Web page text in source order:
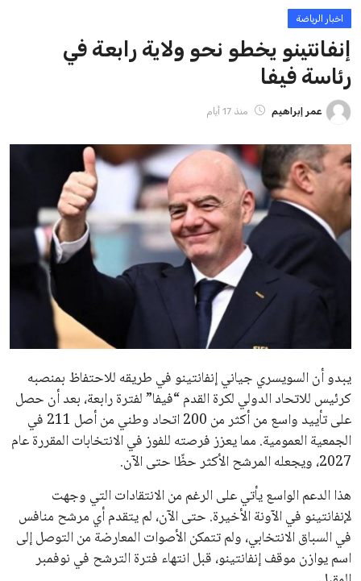
ايوا مصر
الاخبار الشائعة
إنفانتينو يخطو نحو ولاية رابعة في رئاسة فيفا
عمر إبراهيم
مستثمر هندي بريطاني يسعى لامتلاك حصة
عمر إبراهيم 22 يوليو 2026
تحقق من قهوتك المغشوشة 7 علامات تدل
على جودتها قبل أول رشفة
خالد فؤاد 18 يوليو 2026
القائمة البريدية
انضم إلى قائمة المشتركين لدينا لتحصل على أحدث الأخبار، التحديثات